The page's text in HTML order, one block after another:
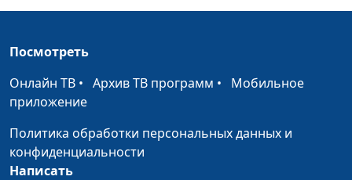
Десять прокаженных
священнослужитель
Алексей Мошкин,
Посмотреть
Онлайн ТВ • Архив ТВ программ • Мобильное
приложение
Политика обработки персональных данных и
конфиденциальности
Написать